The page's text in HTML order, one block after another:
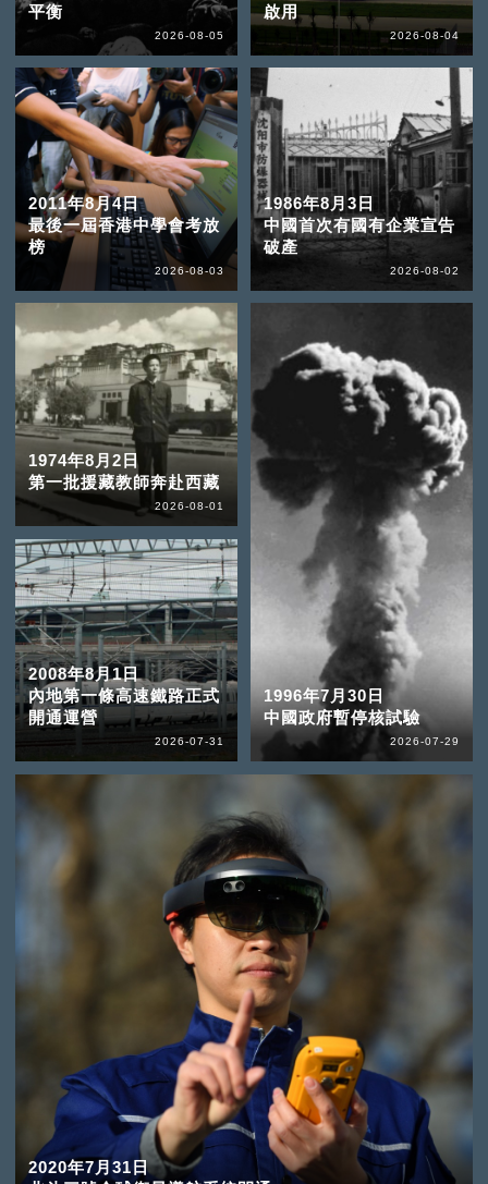
平衡
2026-08-05
啟用
2026-08-04
2011年8月4日
最後一屆香港中學會考放
榜
2026-08-03
1986年8月3日
中國首次有國有企業宣告
破產
2026-08-02
1974年8月2日
第一批援藏教師奔赴西藏
2026-08-01
2008年8月1日
內地第一條高速鐵路正式
開通運營
2026-07-31
2020年7月31日
1996年7月30日
中國政府暫停核試驗
2026-07-29